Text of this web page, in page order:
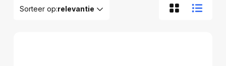
Sorteer op:relevantie